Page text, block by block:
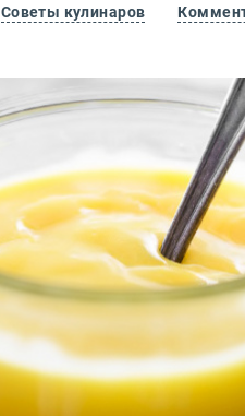
Советы кулинаров